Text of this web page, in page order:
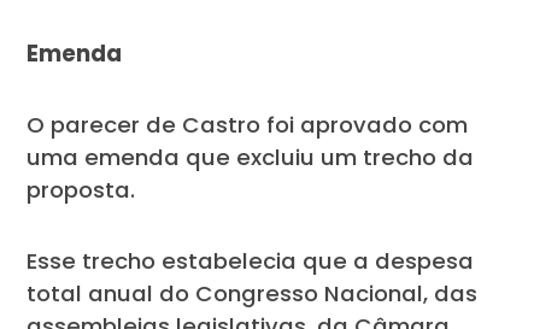
Emenda
O parecer de Castro foi aprovado com
uma emenda que excluiu um trecho da
proposta.
Esse trecho estabelecia que a despesa
total anual do Congresso Nacional, das